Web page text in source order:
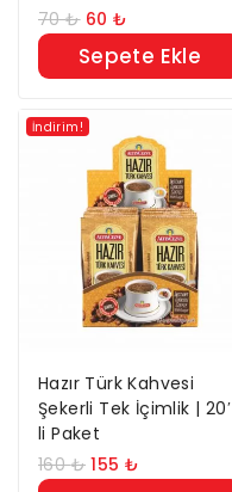
70₺ 60₺
Sepete Ekle
İndirim!
Hazır Türk Kahvesi
Şekerli Tek İçimlik | 20′
li Paket
160₺ 155₺